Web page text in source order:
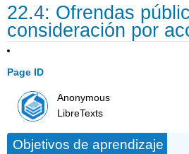
22.4: Ofrendas
consideración por
Page ID
Anonymous
LibreTexts
Objetivos de aprendizaje